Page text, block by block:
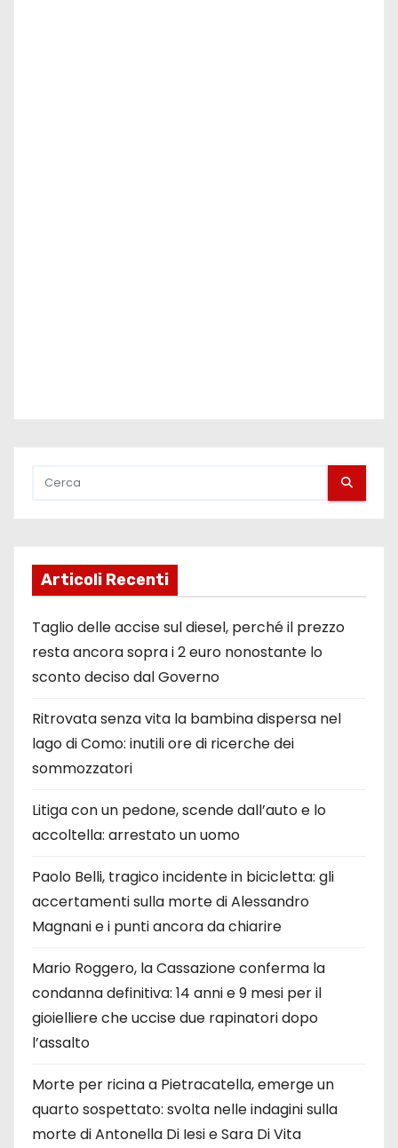
Articoli Recenti
Taglio delle accise sul diesel, perché il prezzo
resta ancora sopra i 2 euro nonostante lo
sconto deciso dal Governo
Ritrovata senza vita la bambina dispersa nel
lago di Como: inutili ore di ricerche dei
sommozzatori
Litiga con un pedone, scende dall’auto e lo
accoltella: arrestato un uomo
Paolo Belli, tragico incidente in bicicletta: gli
accertamenti sulla morte di Alessandro
Magnani e i punti ancora da chiarire
Mario Roggero, la Cassazione conferma la
condanna definitiva: 14 anni e 9 mesi per il
gioielliere che uccise due rapinatori dopo
l’assalto
Morte per ricina a Pietracatella, emerge un
quarto sospettato: svolta nelle indagini sulla
morte di Antonella Di Iesi e Sara Di Vita